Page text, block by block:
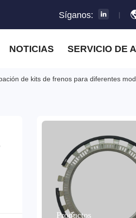
Síganos: |
NOTICIAS SERVICIO DE
de kits de frenos para diferentes
Productos